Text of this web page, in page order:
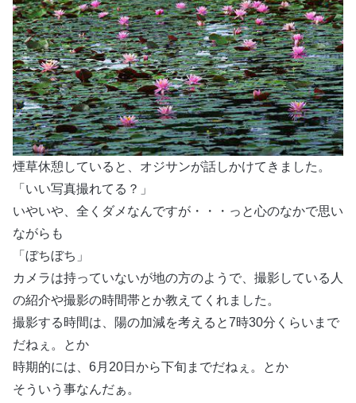
煙草休憩していると、オジサンが話しかけてきました。
「いい写真撮れてる？」
いやいや、全くダメなんですが・・・っと心のなかで思い
ながらも
「ぼちぼち」
カメラは持っていないが地の方のようで、撮影している人
の紹介や撮影の時間帯とか教えてくれました。
撮影する時間は、陽の加減を考えると7時30分くらいまで
だねぇ。とか
時期的には、6月20日から下旬までだねぇ。とか
そういう事なんだぁ。